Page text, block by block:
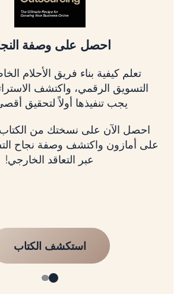
تسلق شجرة التسويق
تعلم كيفية تحديد أولويات الأمور
استراتيجيتك بالإيرادات، وتنمية
إطار عمل مثبت.